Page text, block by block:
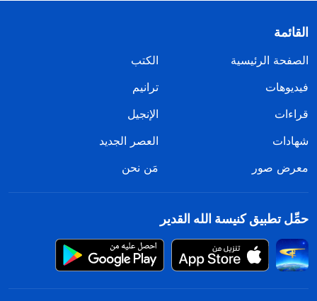
القائمة
الصفحة الرئيسية
الكتب
فيديوهات
ترانيم
قراءات
الإنجيل
شهادات
العصر الجديد
معرض صور
مَن نحن
حمِّل تطبيق كنيسة الله القدير